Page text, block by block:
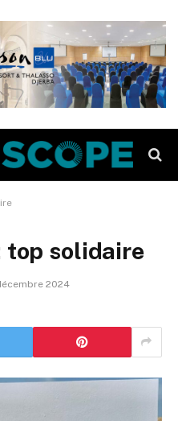
top solidaire
2024